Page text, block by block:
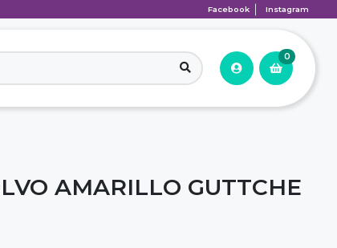
Facebook Instagram
0
AMARILLO GUTTCHE